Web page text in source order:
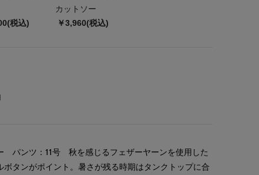
税込)
カットソー
￥3,960(税込)
パンツ：11号 秋を感じるフェザーヤーンを使用した
ボタンがポイント。暑さが残る時期はタンクトップに合